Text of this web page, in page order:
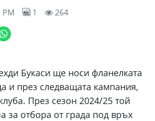
PM 1 264
Букаси ще носи фланелката
и през следващата кампания,
През сезон 2024/25 той
за отбора от града под връх